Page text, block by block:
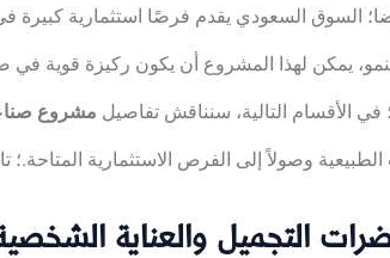
السوق السعودي يقدم فرصًا استثمارية كبيرة
يمكن لهذا المشروع أن يكون ركيزة قوية في
في الأقسام التالية، سنناقش تفاصيل مشروع
التجميل والعناية